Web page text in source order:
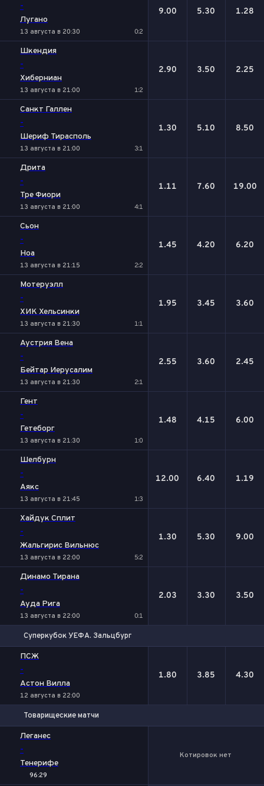
-
Лугано
13 августа в 20:30 0:2
9.00 5.30 1.28
Шкендия
-
Хиберниан
13 августа в 21:00 1:2
2.90 3.50 2.25
Санкт Галлен
-
Шериф Тирасполь
13 августа в 21:00 3:1
1.30 5.10 8.50
Дрита
-
Тре Фиори
13 августа в 21:00 4:1
1.11 7.60 19.00
Сьон
-
Ноа
13 августа в 21:15 2:2
1.45 4.20 6.20
Мотеруэлл
-
ХИК Хельсинки
13 августа в 21:30 1:1
1.95 3.45 3.60
Аустрия Вена
-
Бейтар Иерусалим
13 августа в 21:30 2:1
2.55 3.60 2.45
Гент
-
Гетеборг
13 августа в 21:30 1:0
1.48 4.15 6.00
Шелбурн
-
Аякс
13 августа в 21:45 1:3
12.00 6.40 1.19
Хайдук Сплит
-
Жальгирис Вильнюс
13 августа в 22:00 5:2
1.30 5.30 9.00
Динамо Тирана
-
Ауда Рига
13 августа в 22:00 0:1
2.03 3.30 3.50
Суперкубок УЕФА. Зальцбург
ПСЖ
-
Астон Вилла
12 августа в 22:00
1.80 3.85 4.30
Товарищеские матчи
Леганес
-
Тенерифе
96:29
Котировок нет